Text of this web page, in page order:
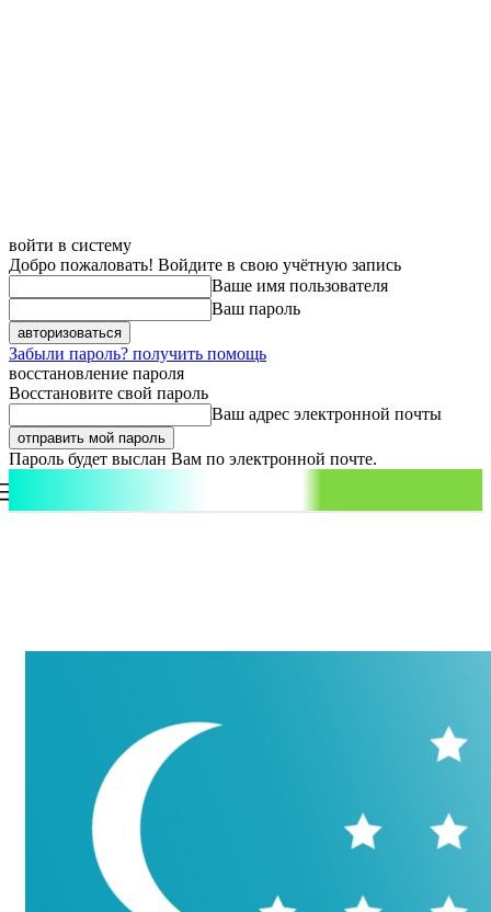
войти в систему
Добро пожаловать! Войдите в свою учётную запись
Ваше имя пользователя
Ваш пароль
Забыли пароль? получить помощь
восстановление пароля
Восстановите свой пароль
Ваш адрес электронной почты
Пароль будет выслан Вам по электронной почте.